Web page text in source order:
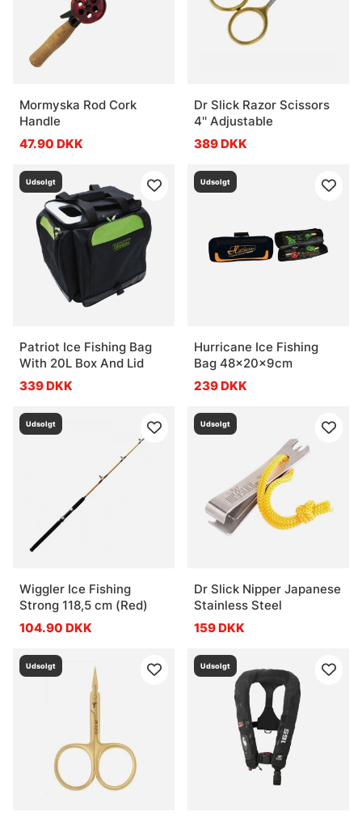
Mormyska Rod Cork
Handle
47.90 DKK
Dr Slick Razor Scissors
4'' Adjustable
389 DKK
Udsolgt
Patriot Ice Fishing Bag
With 20L Box And Lid
339 DKK
Udsolgt
Hurricane Ice Fishing
Bag 48x20x9cm
239 DKK
Udsolgt
Wiggler Ice Fishing
Strong 118,5 cm (Red)
104.90 DKK
Udsolgt
Dr Slick Nipper Japanese
Stainless Steel
159 DKK
Udsolgt Udsolgt